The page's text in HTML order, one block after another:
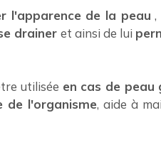
l'apparence de la peau ,
drainer et ainsi de lui
utilisée en cas de peau
de l'organisme, aide à